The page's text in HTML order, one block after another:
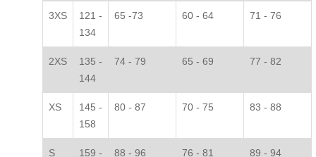
3XS
121 -
134
65 -73 60 - 64 71 - 76
2XS
135 -
144
74 - 79 65 - 69 77 - 82
XS
145 -
158
80 - 87 70 - 75 83 - 88
S
159 -
88 - 96 76 - 81 89 - 94